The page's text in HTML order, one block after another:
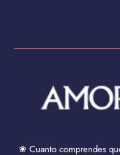
❀ Cuanto comprendes